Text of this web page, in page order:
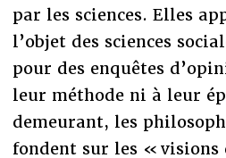
par les sciences. Elles
l’objet des sciences
pour des enquêtes
leur méthode ni à leur
demeurant, les
fondent sur les « visions